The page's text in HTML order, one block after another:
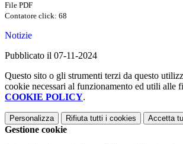
File PDF
Contatore click: 68
Notizie
Pubblicato il 07-11-2024
Questo sito o gli strumenti terzi da questo
cookie necessari al funzionamento ed utili alle
COOKIE POLICY.
Personalizza Rifiuta tutti i cookies Accetta
Gestione cookie